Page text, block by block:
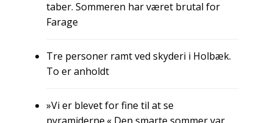
taber. Sommeren har været brutal for
Farage
Tre personer ramt ved skyderi i Holbæk.
To er anholdt
»Vi er blevet for fine til at se
pyramiderne.« Den smarte sommer var